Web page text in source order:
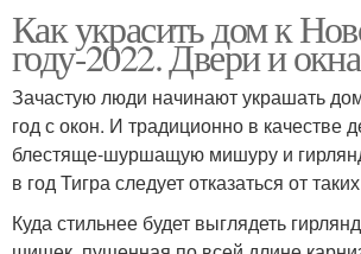
Как украсить дом к
году-2022. Двери и окна
Зачастую люди начинают украшать
год с окон. И традиционно в качестве
блестяще-шуршащую мишуру и
в год Тигра следует отказаться от
Куда стильнее будет выглядеть